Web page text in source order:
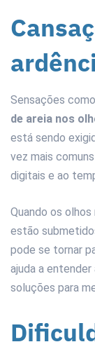
Sensações como
de areia nos
está sendo
vez mais
digitais e ao
Quando os
estão
pode se tornar
ajuda a
soluções para